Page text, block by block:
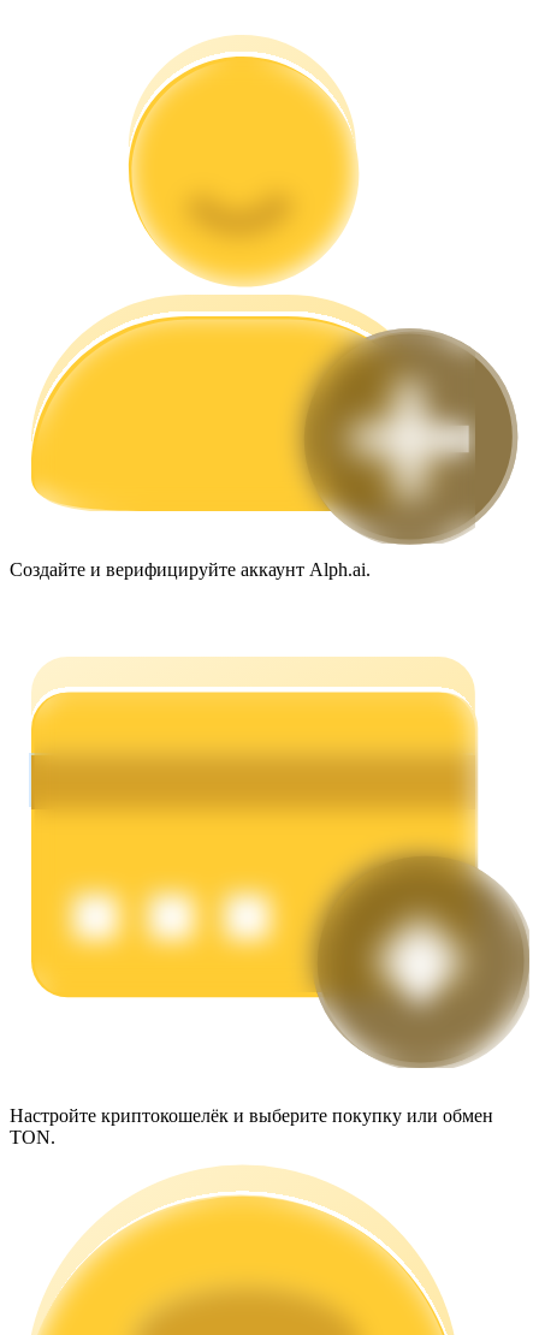
Руководство для начинающих по фьючерсам
Узнайте, как оставаться прибыльным
Заработок
Получайте конкурентные награды ежедневно
Стейкинг
Высокая прибыль и мгновенный доступ
Создайте и верифицируйте аккаунт Alph.ai.
Настройте криптокошелёк и выберите покупку или обмен
TON.